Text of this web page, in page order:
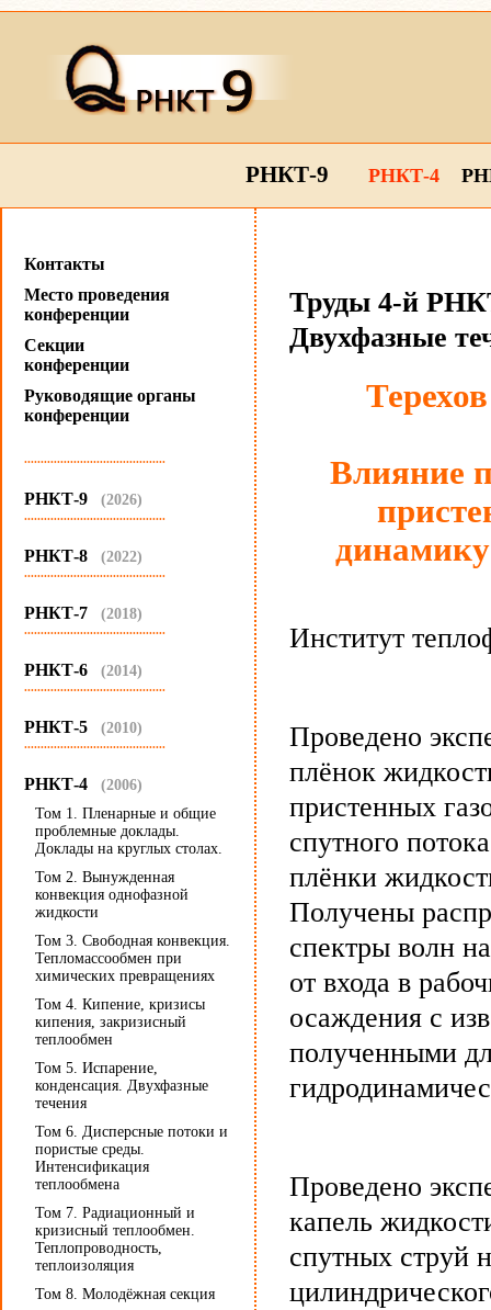
РНКТ-9 РНКТ-4
Контакты
Место проведения
конференции
Секции
конференции
Руководящие органы
конференции
...........................................
РНКТ-9 (2026)
...........................................
РНКТ-8 (2022)
...........................................
РНКТ-7 (2018)
...........................................
РНКТ-6 (2014)
...........................................
РНКТ-5 (2010)
...........................................
РНКТ-4 (2006)
Том 1. Пленарные и общие
проблемные доклады.
Доклады на круглых столах.
Том 2. Вынужденная
конвекция однофазной
жидкости
Том 3. Свободная конвекция.
Тепломассообмен при
химических превращениях
Том 4. Кипение, кризисы
кипения, закризисный
теплообмен
Том 5. Испарение,
конденсация. Двухфазные
течения
Том 6. Дисперсные потоки и
пористые среды.
Интенсификация
теплообмена
Том 7. Радиационный и
кризисный теплообмен.
Теплопроводность,
теплоизоляция
Том 8. Молодёжная секция
Труды 4-й
Двухфазные
Влияние
Институт
Проведено
плёнок
пристенных
спутного
плёнки
Получены
спектры волн
от входа в
осаждения с
полученными
Проведено
капель
спутных струй